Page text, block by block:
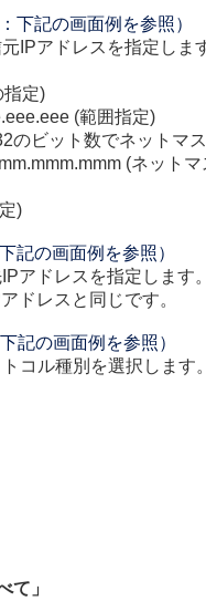
下記の画面例を参照）
IPアドレスを指定しま
指定)
(範囲指定)
のビット数でネットマ
(ネット
)
記の画面例を参照）
アドレスを指定します
ドレスと同じです。
記の画面例を参照）
コル種別を選択します
て」